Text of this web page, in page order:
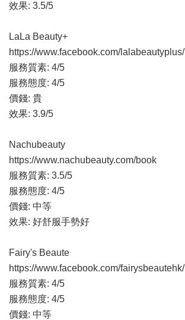
效果: 3.5/5
LaLa Beauty+
https://www.facebook.com/lalabeautyplus/
服務質素: 4/5
服務態度: 4/5
價錢: 貴
效果: 3.9/5
Nachubeauty
https://www.nachubeauty.com/book
服務質素: 3.5/5
服務態度: 4/5
價錢: 中等
效果: 好舒服手勢好
Fairy's Beaute
https://www.facebook.com/fairysbeautehk/
服務質素: 4/5
服務態度: 4/5
價錢: 中等